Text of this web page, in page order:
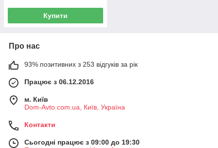
Купити
Про нас
93% позитивних з 253 відгуків за рік
Працює з 06.12.2016
м. Київ
Dom-Avto.com.ua, Київ, Україна
Контакти
Сьогодні працює з 09:00 до 19:30